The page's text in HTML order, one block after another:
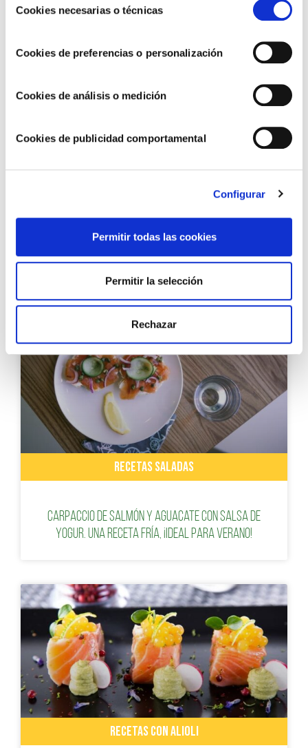
COOKIES.
deCookies necesarias o técnicas
Cookies de preferencias o personalización
Cookies de análisis o medición
Cookies de publicidad comportamental
Configurar
Permitir todas las cookies
Permitir la selección
Rechazar
Tacos de bacalao con Allioli Choví
RECETAS SALADAS
Carpaccio de salmón y aguacate con salsa de
yogur. Una receta fría, ¡ideal para verano!
RECETAS CON ALIOLI